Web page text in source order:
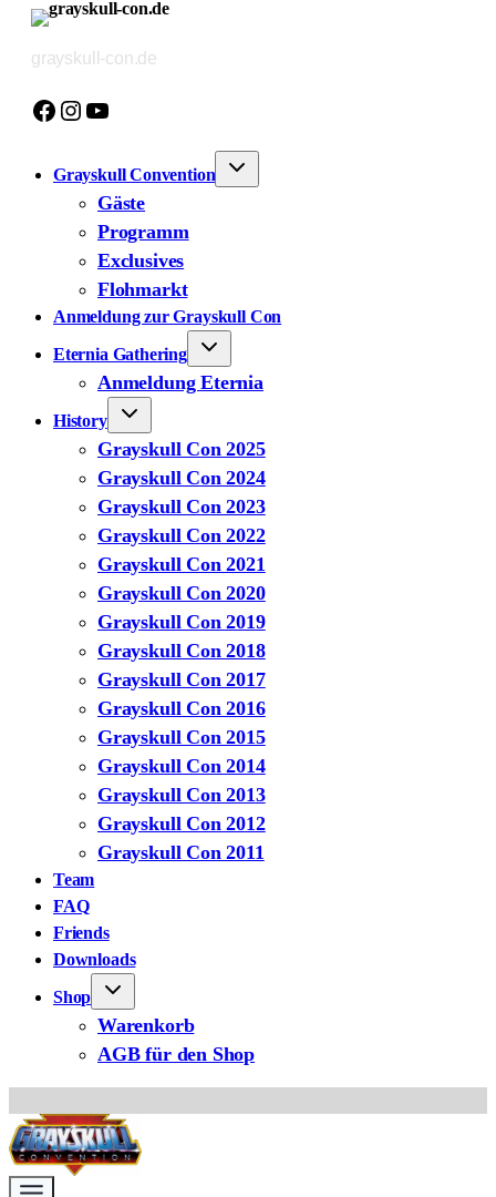
Zum
springen
grayskull-con.de
Facebook
Instagram
YouTube
Grayskull Convention
Gäste
Programm
Exclusives
Flohmarkt
Anmeldung zur Grayskull Con
Eternia Gathering
Anmeldung Eternia
History
Grayskull Con 2025
Grayskull Con 2024
Grayskull Con 2023
Grayskull Con 2022
Grayskull Con 2021
Grayskull Con 2020
Grayskull Con 2019
Grayskull Con 2018
Grayskull Con 2017
Grayskull Con 2016
Grayskull Con 2015
Grayskull Con 2014
Grayskull Con 2013
Grayskull Con 2012
Grayskull Con 2011
Team
FAQ
Friends
Downloads
Shop
Warenkorb
AGB für den Shop